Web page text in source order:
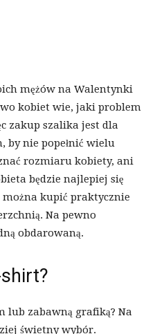
mężów na Walentynki
kobiet wie, jaki problem
zakup szalika jest dla
by nie popełnić wielu
rozmiaru kobiety, ani
będzie najlepiej się
można kupić praktycznie
Na pewno
obdarowaną.
lub zabawną grafiką? Na
świetny wybór.